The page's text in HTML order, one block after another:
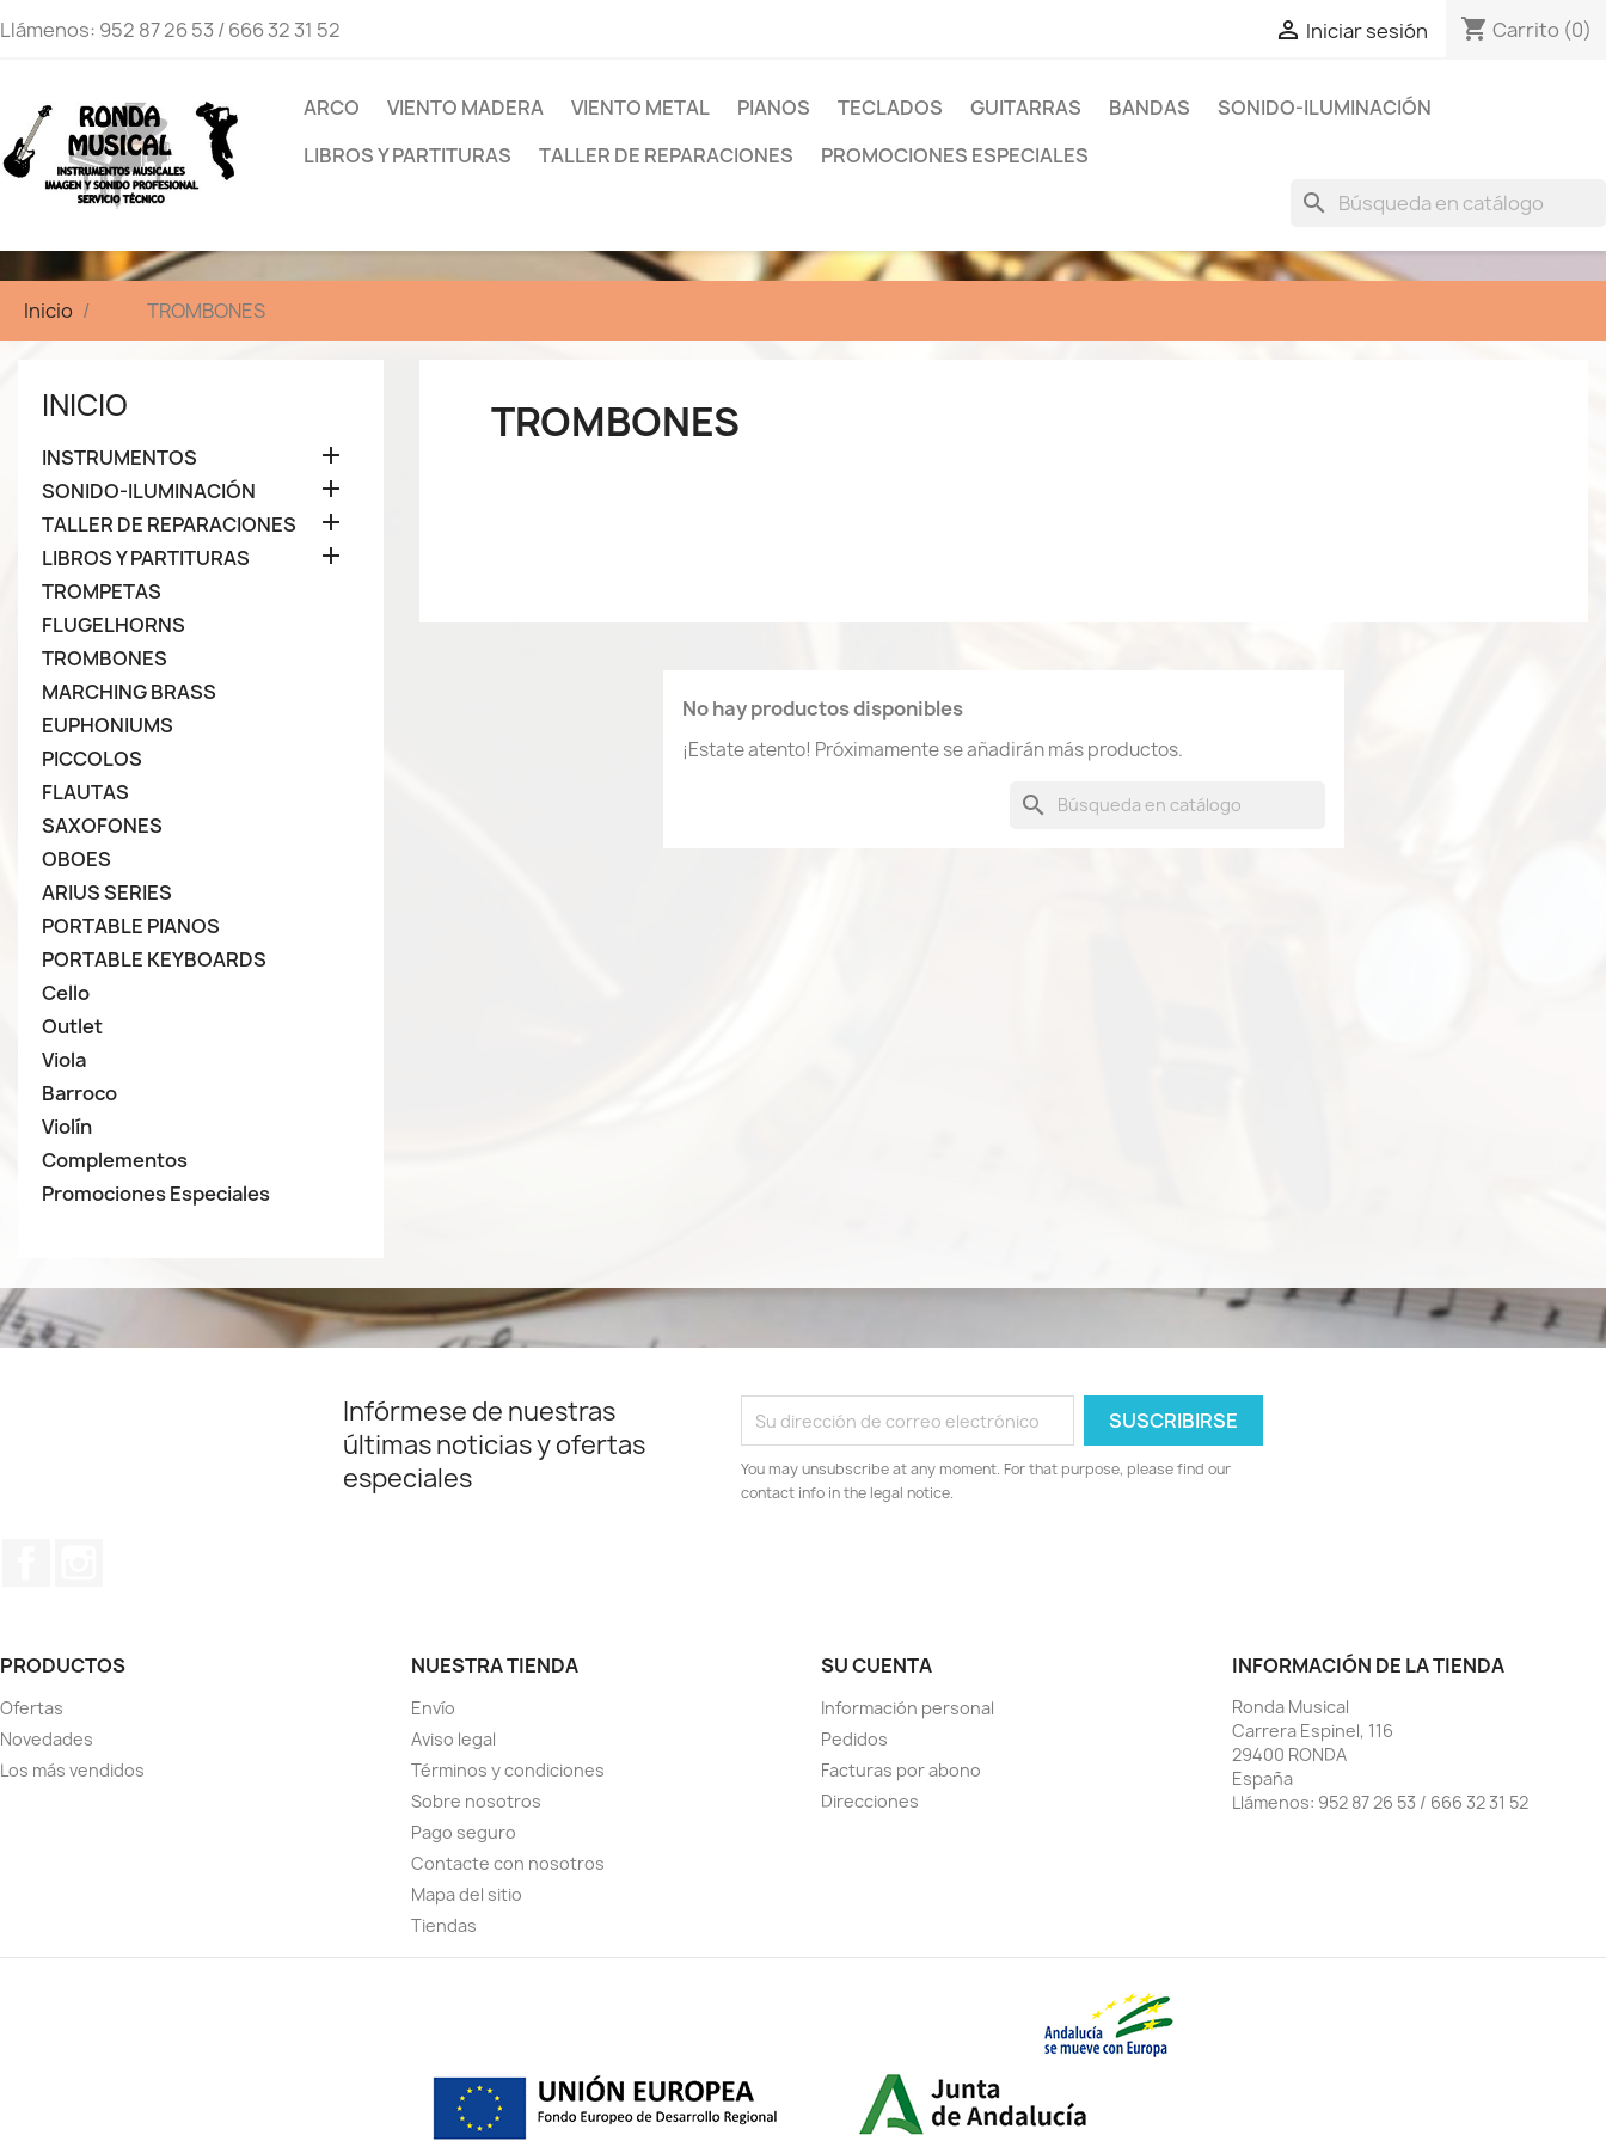
Llámenos: 952 87 26 53 / 666 32 31 52  Iniciar sesión shopping_cart Carrito (0)
ARCO VIENTO MADERA VIENTO METAL PIANOS TECLADOS GUITARRAS BANDAS
SONIDO-ILUMINACIÓN
LIBROS Y PARTITURAS
TALLER DE REPARACIONES PROMOCIONES ESPECIALES
search
Inicio TROMBONES
INICIO
INSTRUMENTOS 
SONIDO-ILUMINACIÓN 
TALLER DE REPARACIONES 
LIBROS Y PARTITURAS 
TROMPETAS
FLUGELHORNS
TROMBONES
MARCHING BRASS
EUPHONIUMS
PICCOLOS
FLAUTAS
SAXOFONES
OBOES
ARIUS SERIES
PORTABLE PIANOS
PORTABLE KEYBOARDS
Cello
Outlet
Viola
Barroco
Violín
Complementos
Promociones Especiales
TROMBONES
No hay productos disponibles
¡Estate atento! Próximamente se añadirán más productos.
search
Infórmese de nuestras
últimas noticias y ofertas
especiales
You may unsubscribe at any moment. For that purpose, please find our
contact info in the legal notice.
PRODUCTOS
Ofertas
Novedades
Los más vendidos
NUESTRA TIENDA
Envío
Aviso legal
Términos y condiciones
Sobre nosotros
Pago seguro
Contacte con nosotros
Mapa del sitio
Tiendas
SU CUENTA
Información personal
Pedidos
Facturas por abono
Direcciones
INFORMACIÓN DE LA TIENDA
Ronda Musical
Carrera Espinel, 116
29400 RONDA
España
Llámenos: 952 87 26 53 / 666 32 31 52